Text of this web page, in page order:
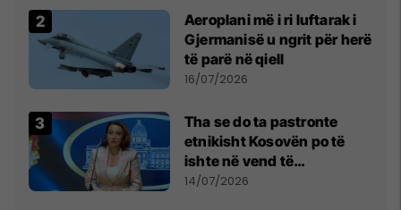
Aeroplani më i ri luftarak i
Gjermanisë u ngrit për herë
të parë në qiell
16/07/2026
Tha se do ta pastronte
etnikisht Kosovën po të
ishte në vend të
Millosheviqit, Lëvizja e
14/07/2026